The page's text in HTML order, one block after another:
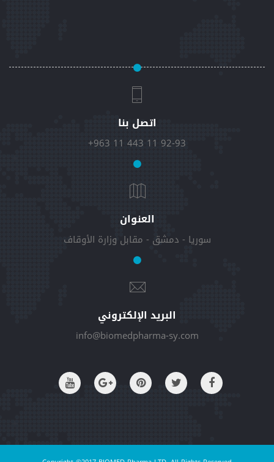
اتصل بنا
+963 11 443 11 92-93
العنوان
سوريا - دمشق - مقابل وزارة الأوقاف
البريد الإلكتروني
info@biomedpharma-sy.com